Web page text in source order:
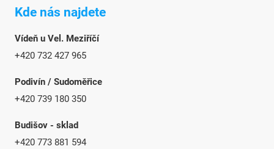
Kde nás najdete
Vídeň u Vel. Meziříčí
+420 732 427 965
Podivín / Sudoměřice
+420 739 180 350
Budišov - sklad
+420 773 881 594